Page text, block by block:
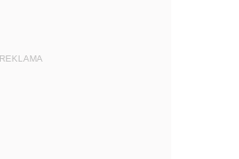
REKLAMA